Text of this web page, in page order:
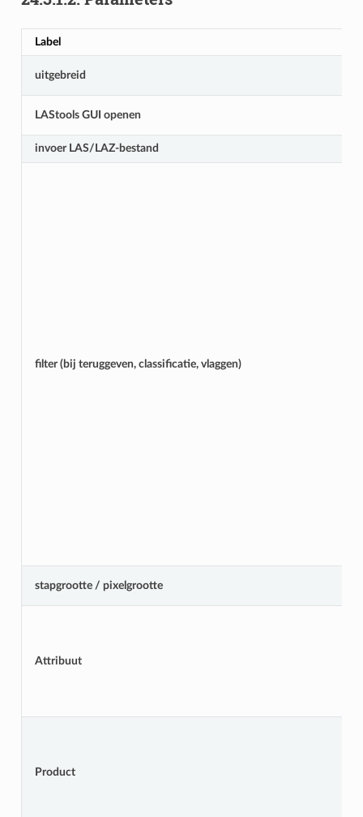
Label
uitgebreid
LAStools GUI openen
invoer LAS/LAZ-bestand
filter (bij teruggeven, classificatie, vlaggen)
stapgrootte / pixelgrootte
Attribuut
Product